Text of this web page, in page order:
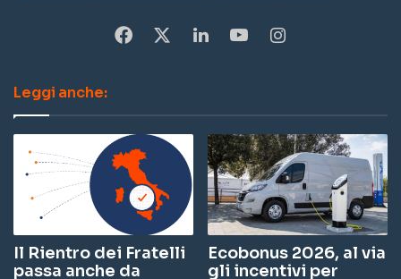
ok
In
be
ra
m
Leggi anche:
Il Rientro dei Fratelli
passa anche da
Ecobonus 2026, al via
gli incentivi per